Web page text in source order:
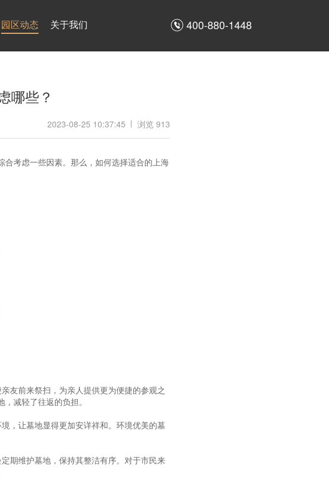
园区动态 关于我们 400-880-1448
哪些？
2023-08-25 10:37:45 浏览 913
考虑一些因素。那么，如何选择适合的上海
友前来祭扫，为亲人提供更为便捷的参观之
减轻了往返的负担。
，让墓地显得更加安详祥和。环境优美的墓
期维护墓地，保持其整洁有序。对于市民来